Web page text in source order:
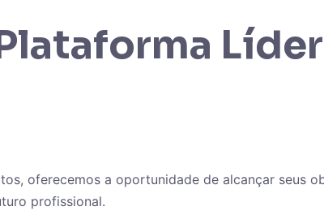
oferecemos a oportunidade de alcançar seus
profissional.